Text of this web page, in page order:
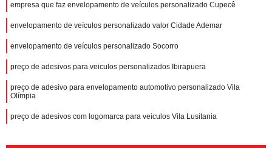
empresa que faz envelopamento de veículos personalizado Cupecê
envelopamento de veículos personalizado valor Cidade Ademar
envelopamento de veículos personalizado Socorro
preço de adesivos para veiculos personalizados Ibirapuera
preço de adesivo para envelopamento automotivo personalizado Vila
Olímpia
preço de adesivos com logomarca para veiculos Vila Lusitania